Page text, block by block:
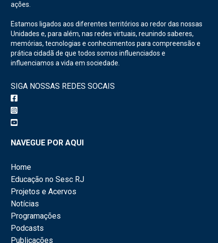
ações.
Estamos ligados aos diferentes territórios ao redor das nossas
Unidades e, para além, nas redes virtuais, reunindo saberes,
memórias, tecnologias e conhecimentos para compreensão e
prática cidadã de que todos somos influenciados e
influenciamos a vida em sociedade.
SIGA NOSSAS REDES SOCAIS
NAVEGUE POR AQUI
Home
Educação no Sesc RJ
Projetos e Acervos
Notícias
Programações
Podcasts
Publicações